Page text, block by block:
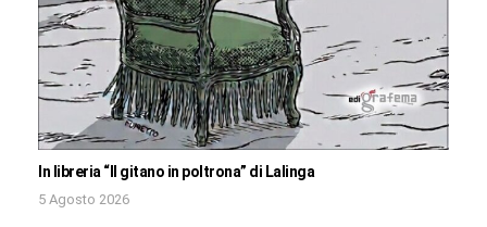
In libreria “Il gitano in poltrona” di Lalinga
5 Agosto 2026